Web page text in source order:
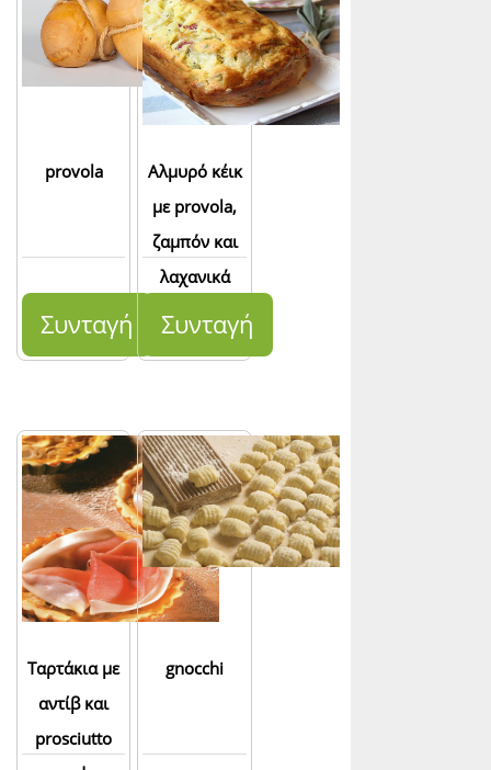
provola
Συνταγή
Αλμυρό κέικ
με provola,
ζαμπόν και
λαχανικά
Συνταγή
Ταρτάκια με
αντίβ και
prosciutto
gnocchi